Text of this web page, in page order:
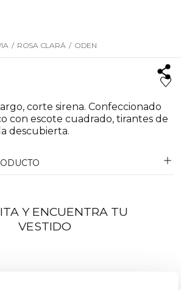
/ ROSA CLARÁ / ODEN
corte sirena. Confeccionado
con escote cuadrado, tirantes de
descubierta.
Y ENCUENTRA TU
VESTIDO